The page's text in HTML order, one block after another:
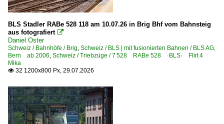
Kessel- und Silozüge
KLV Containerzüge
KLV Sattelauflieger-Züge
Personenwagen | Doppelstockwagen | Mittelwagen
Strecken | KBS 400-499
465 Köln – Grevenbroich – Rheydt (–Mönchengladbach)
2020
2020
2021
2022
2023
2024
2025
2026
BLS Stadler RABe 528 118 am 10.07.26 in Brig Bhf vom Bahnsteig
aus fotografiert 
Daniel Oster
Schweiz / Bahnhöfe / Brig, Schweiz / BLS | mit fusionierten Bahnen / BLS AG,
Bern ab 2006, Schweiz / Triebzüge / 7 528 RABe 528 ·BLS· Flirt 4
Mika
 32 1200x800 Px, 29.07.2026